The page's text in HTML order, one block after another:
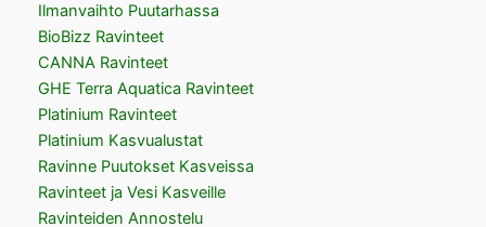
Ilmanvaihto Puutarhassa
BioBizz Ravinteet
CANNA Ravinteet
GHE Terra Aquatica Ravinteet
Platinium Ravinteet
Platinium Kasvualustat
Ravinne Puutokset Kasveissa
Ravinteet ja Vesi Kasveille
Ravinteiden Annostelu